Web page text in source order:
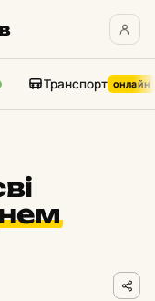
Транспорт онлайн